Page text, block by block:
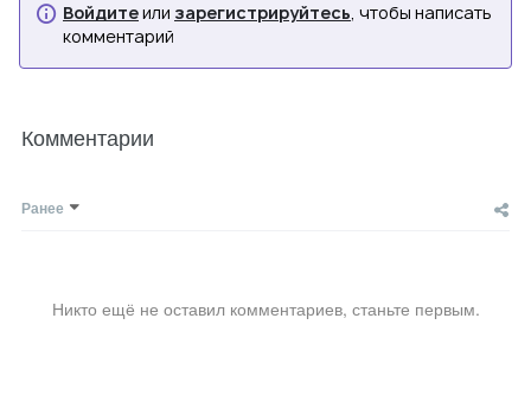
Войдитеили зарегистрируйтесь, чтобы написать
комментарий
Комментарии
Ранее
Никто ещё не оставил комментариев, станьте первым.